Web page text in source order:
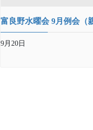
富良野水曜会 9月例会（
9月20日